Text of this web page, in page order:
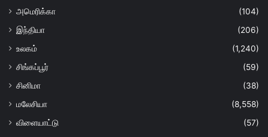
அமெரிக்கா
(104)
இந்தியா
(206)
உலகம்
(1,240)
சிங்கப்பூர்
(59)
சினிமா
(38)
மலேசியா
(8,558)
விளையாட்டு
(57)